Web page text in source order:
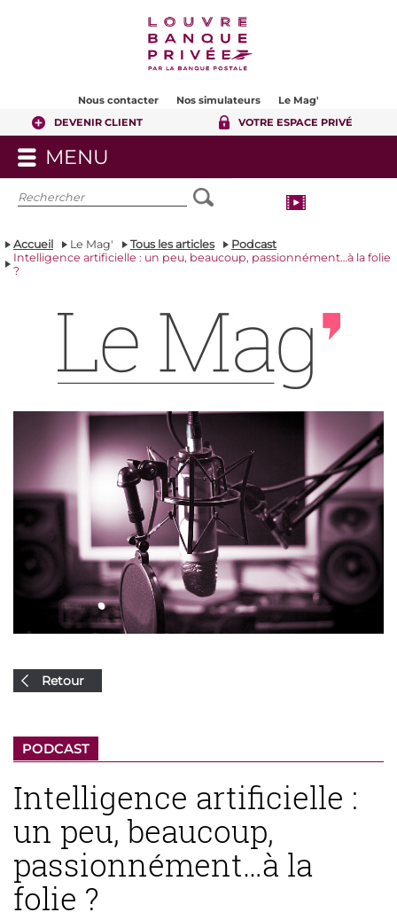
Nous contacter Nos simulateurs
Le Mag'
DEVENIR CLIENT
VOTRE ESPACE PRIVÉ
MENU
LE
MENU
Accueil Le Mag' Tous les articles
Podcast
Intelligence artificielle : un peu, beaucoup, passionnément…à la folie
?
Retour
PODCAST
Intelligence artificielle :
un peu, beaucoup,
passionnément…à la
folie ?